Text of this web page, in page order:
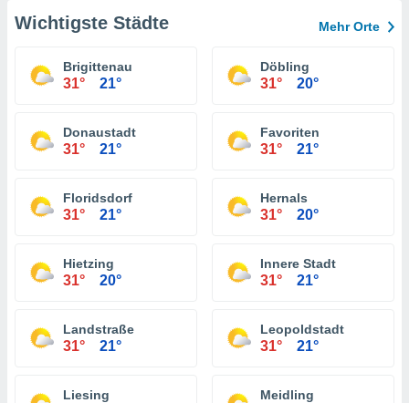
Wichtigste Städte Mehr Orte
Brigittenau
31° 21°
Döbling
31° 20°
Donaustadt
31° 21°
Favoriten
31° 21°
Floridsdorf
31° 21°
Hernals
31° 20°
Hietzing
31° 20°
Innere Stadt
31° 21°
Landstraße
31° 21°
Leopoldstadt
31° 21°
Liesing Meidling